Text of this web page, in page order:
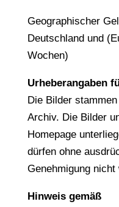
Geographischer
Deutschland und
Wochen)
Urheberangaben
Die Bilder
Archiv. Die Bilder
Homepage
dürfen ohne
Genehmigung
Hinweis gemäß